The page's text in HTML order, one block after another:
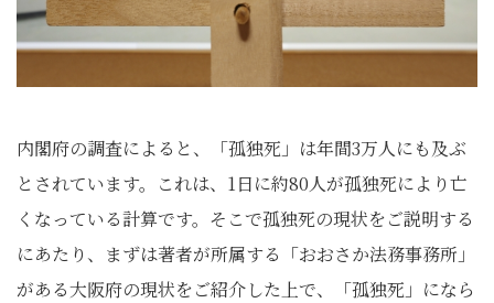
内閣府の調査によると、「孤独死」は年間3万人にも及ぶ
とされています。これは、1日に約80人が孤独死により亡
くなっている計算です。そこで孤独死の現状をご説明する
にあたり、まずは著者が所属する「おおさか法務事務所」
がある大阪府の現状をご紹介した上で、「孤独死」になら